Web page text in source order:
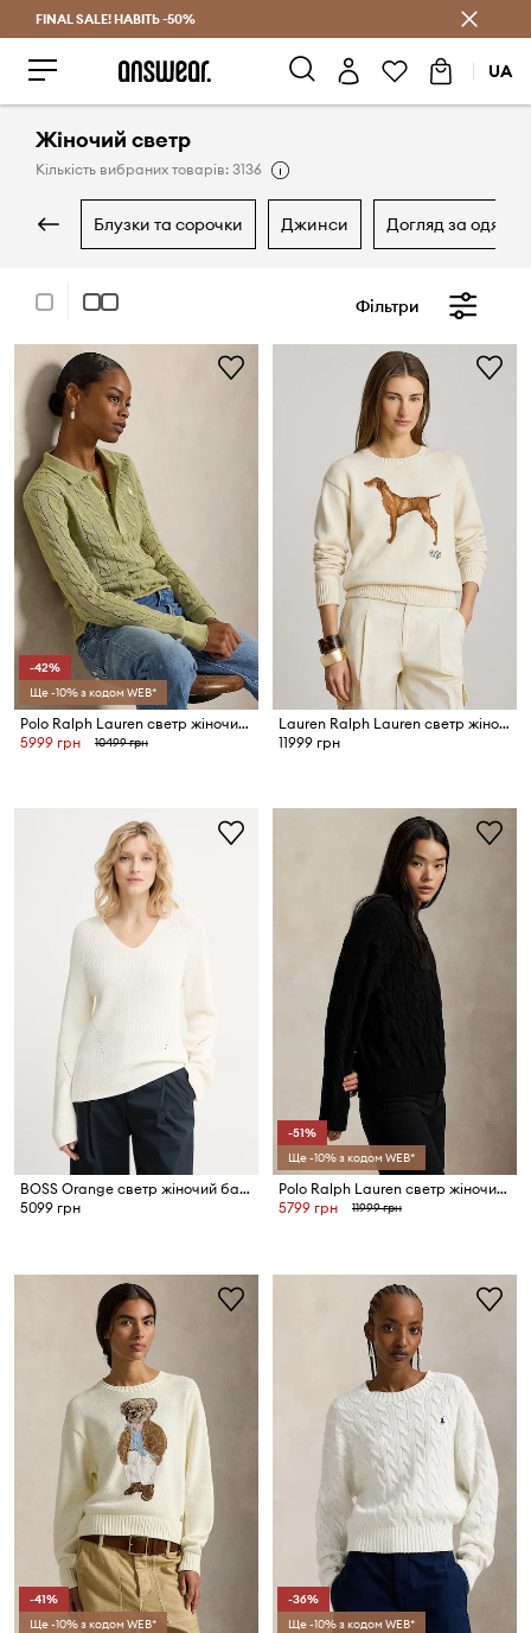
Заощаджуй з Answear Club
FINAL SALE! НАВІТЬ -50%
UA
Жіночий светр
Кількість вибраних товарів: 3136
блузки та сорочки джинси догляд за одягом
Фільтри
-42%
Ще -10% з кодом WEB*
Polo Ralph Lauren светр жіночий бавовняний
5999 грн
10499 грн
Lauren Ralph Lauren светр жіночий бавовняний
11999 грн
BOSS Orange светр жіночий бавовняний C_Fardellina
5099 грн
-51%
Ще -10% з кодом WEB*
Polo Ralph Lauren светр жіночий вовняний
5799 грн
11999 грн
-41%
Ще -10% з кодом WEB*
-36%
Ще -10% з кодом WEB*